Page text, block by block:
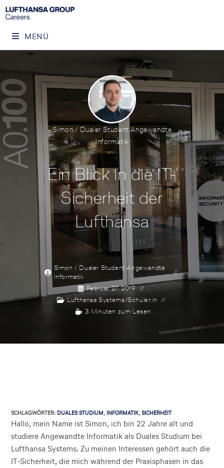
MENÜ
Simon / Dualer Student Angewandte
Informatik
Ein Blick in die IT-
Sicherheit der
Lufthansa
Simon / Dualer Student Angewandte
Informatik
Februar 27, 2019
Lufthansa Systems/Schüler:in
3 Minuten zum Lesen
SCHLAGWÖRTER: DUALES STUDIUM, INFORMATIK, SICHERHEIT
Hallo, mein Name ist Simon, ich bin 22 Jahre alt und
studiere Angewandte Informatik als Duales Studium bei
Lufthansa Systems. Zu meinen Interessen gehört auch die
IT-Sicherheit, die mich während der Praxisphasen in das